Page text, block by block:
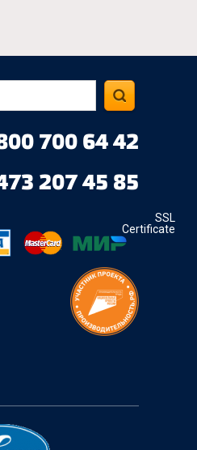
700 64 42
207 45 85
SSL
Certificate